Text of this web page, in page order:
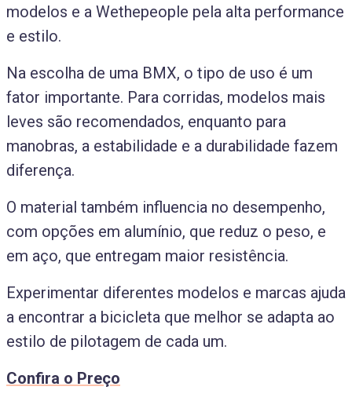
modelos e a Wethepeople pela alta performance
e estilo.
Na escolha de uma BMX, o tipo de uso é um
fator importante. Para corridas, modelos mais
leves são recomendados, enquanto para
manobras, a estabilidade e a durabilidade fazem
diferença.
O material também influencia no desempenho,
com opções em alumínio, que reduz o peso, e
em aço, que entregam maior resistência.
Experimentar diferentes modelos e marcas ajuda
a encontrar a bicicleta que melhor se adapta ao
estilo de pilotagem de cada um.
Confira o Preço